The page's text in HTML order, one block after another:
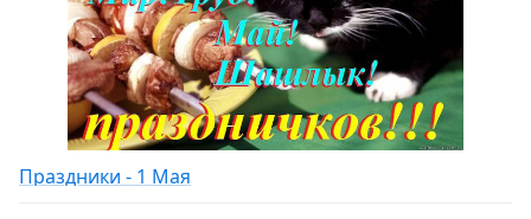
Праздники - 1 Мая